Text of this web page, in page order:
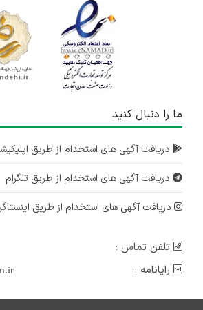
ما را دنبال کنید
دریافت آگهی های استخدام از طریق
دریافت آگهی های استخدام از طریق تلگرام
دریافت آگهی های استخدام از طریق
تلفن تماس :
رایانامه :